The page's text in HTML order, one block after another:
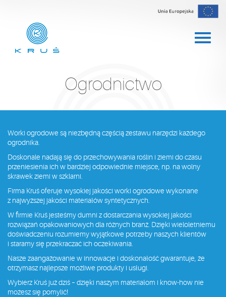
Ogrodnictwo
Worki ogrodowe są niezbędną częścią zestawu narzędzi każdego
ogrodnika.
Doskonale nadają się do przechowywania roślin i ziemi do czasu
przeniesienia ich w bardziej odpowiednie miejsce, np. na wolny
skrawek ziemi w szklarni.
Firma Kruś oferuje wysokiej jakości worki ogrodowe wykonane
z najwyższej jakości materiałów syntetycznych.
W firmie Kruś jesteśmy dumni z dostarczania wysokiej jakości
rozwiązań opakowaniowych dla różnych branż. Dzięki wieloletniemu
doświadczeniu rozumiemy wyjątkowe potrzeby naszych klientów
i staramy się przekraczać ich oczekiwania.
Nasze zaangażowanie w innowacje i doskonałość gwarantuje, że
otrzymasz najlepsze możliwe produkty i usługi.
Wybierz Kruś już dziś – dzięki naszym materiałom i know-how nie
możesz się pomylić!